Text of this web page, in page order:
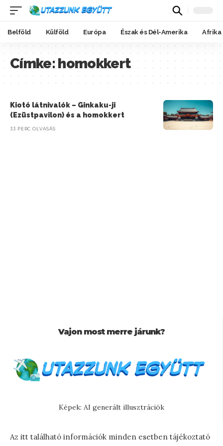
Belföld Külföld Európa Észak és Dél-Amerika Afrika
Címke:homokkert
Kiotó látnivalók – Ginkaku-ji
(Ezüstpavilon) és a homokkert
33 PERC OLVASÁS
Vajon most merre járunk?
Képek: AI generált illusztrációk
Az itt található információk minden esetben tájékoztató